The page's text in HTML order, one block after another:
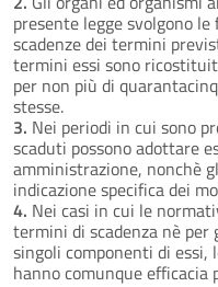
presente legge svolgono
scadenze dei termini
termini essi sono
per non più di
stesse.
3. Nei periodi in cui sono
scaduti possono adottare
amministrazione, nonchè
indicazione specifica dei
4. Nei casi in cui le
termini di scadenza nè per
singoli componenti di essi,
hanno comunque